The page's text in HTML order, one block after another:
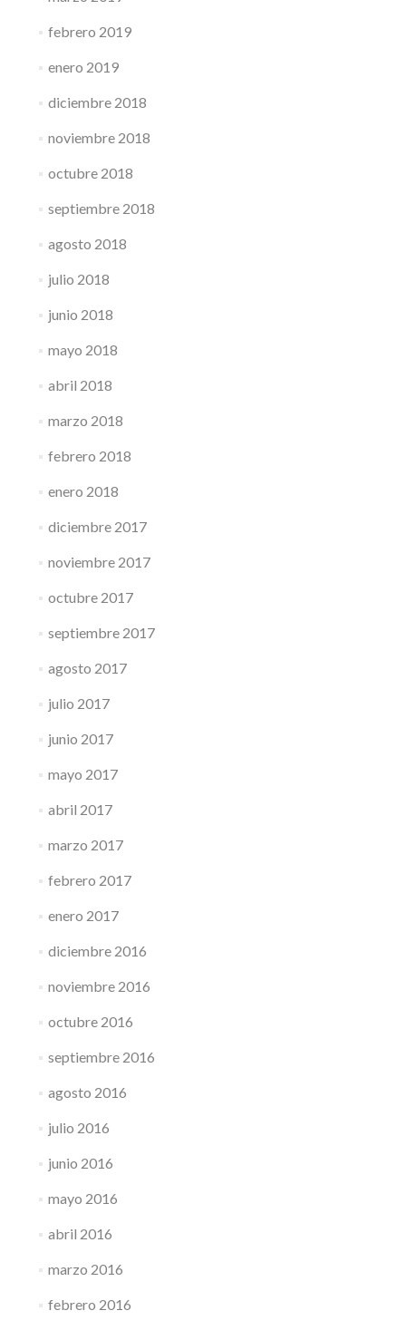
febrero 2019
enero 2019
diciembre 2018
noviembre 2018
octubre 2018
septiembre 2018
agosto 2018
julio 2018
junio 2018
mayo 2018
abril 2018
marzo 2018
febrero 2018
enero 2018
diciembre 2017
noviembre 2017
octubre 2017
septiembre 2017
agosto 2017
julio 2017
junio 2017
mayo 2017
abril 2017
marzo 2017
febrero 2017
enero 2017
diciembre 2016
noviembre 2016
octubre 2016
septiembre 2016
agosto 2016
julio 2016
junio 2016
mayo 2016
abril 2016
marzo 2016
febrero 2016